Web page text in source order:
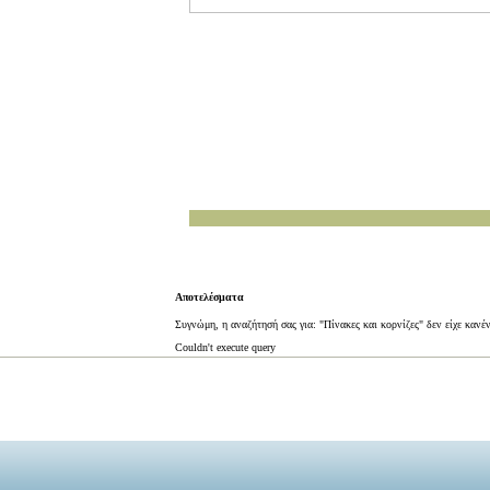
Αποτελέσματα
Συγνώμη, η αναζήτησή σας για: "Πίνακες και κορνίζες" δεν είχε
Couldn't execute query